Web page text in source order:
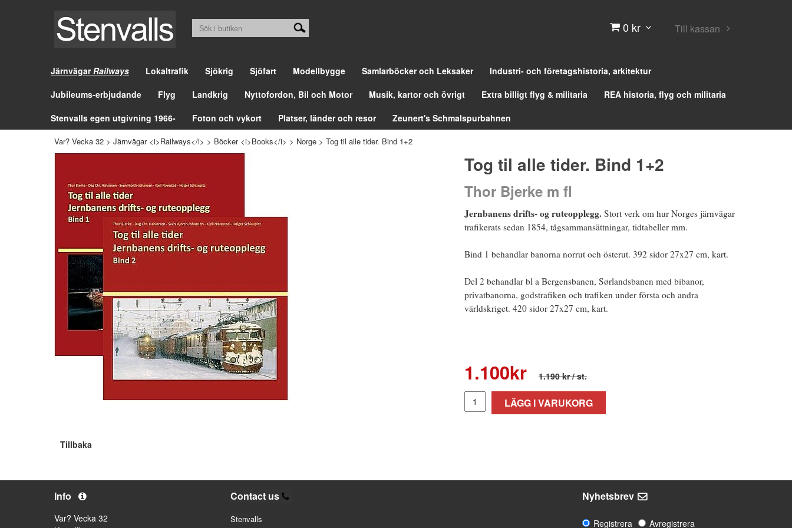
0 kr Till kassan
JärnvägarRailways Lokaltrafik Sjökrig Sjöfart Modellbygge Samlarböcker och Leksaker
Industri- och företagshistoria, arkitektur
Jubileums-erbjudande
Flyg Landkrig Nyttofordon, Bil och Motor Musik, kartor och övrigt Extra billigt flyg & militaria
REA historia, flyg och militaria
Stenvalls egen utgivning 1966-
Foton och vykort Platser, länder och resor Zeunert's Schmalspurbahnen
Var? Vecka 32 > Järnvägar <i>Railways</i> > Böcker <i>Books</i> > Norge > Tog til alle tider. Bind 1+2
Tog til alle tider. Bind 1+2
Thor Bjerke m fl
Jernbanens drifts- og ruteopplegg. Stort verk om hur Norges järnvägar
trafikerats sedan 1854, tågsammansättningar, tidtabeller mm.
Bind 1 behandlar banorna norrut och österut. 392 sidor 27x27 cm, kart.
Del 2 behandlar bl a Bergensbanen, Sørlandsbanen med bibanor,
privatbanorna, godstrafiken och trafiken under första och andra
världskriget. 420 sidor 27x27 cm, kart.
1.100kr 1.190 kr/ st.
LÄGG I VARUKORG
Tillbaka
Info
Var? Vecka 32
Contact us
Stenvalls
Nyhetsbrev
Registrera Avregistrera